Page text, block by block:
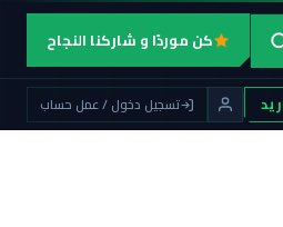
كن موردًا و شاركنا النجاح
تسجيل دخول / عمل حساب